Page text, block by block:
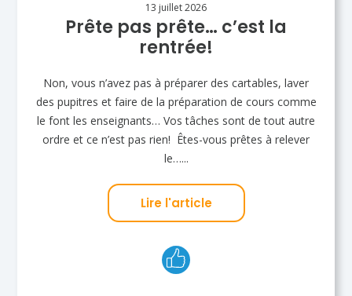
13 juillet 2026
Prête pas prête… c’est la
rentrée!
Non, vous n’avez pas à préparer des cartables, laver
des pupitres et faire de la préparation de cours comme
le font les enseignants… Vos tâches sont de tout autre
ordre et ce n’est pas rien! Êtes-vous prêtes à relever
le…...
Lire l'article